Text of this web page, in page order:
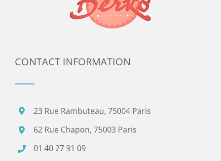
CONTACT INFORMATION
23 Rue Rambuteau, 75004 Paris
62 Rue Chapon, 75003 Paris
01 40 27 91 09